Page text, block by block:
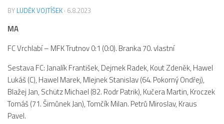
Ceník
Klub
Kontakt
Vedení
Historie
BY LUDĚK VOJTÍŠEK · 6.8.2023
MA
FC Vrchlabí – MFK Trutnov 0:1 (0:0). Branka 70. vlastní
Sestava FC: Janalík František, Dejmek Radek, Kout Zdeněk, Hawel
Lukáš (C), Hawel Marek, Mlejnek Stanislav (64. Pokorný Ondřej),
Blažej Jan, Schütz Michael (82. Rodr Patrik), Kučera Martin, Kroczek
Tomáš (71. Šimůnek Jan), Tomčík Milan. Petrů Miroslav, Kraus
Pavel.